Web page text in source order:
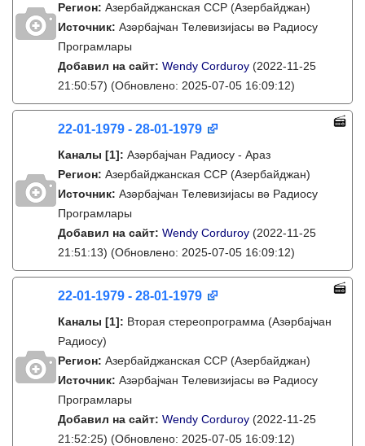
Регион: Азербайджанская ССР (Азербайджан)
Источник: Азәрбајҹан Телевизијасы вә Радиосу
Програмлары
Добавил на сайт: Wendy Corduroy (2022-11-25
21:50:57) (Обновлено: 2025-07-05 16:09:12)
22-01-1979 - 28-01-1979
Каналы [1]: Азәрбајҹан Радиосу - Араз
Регион: Азербайджанская ССР (Азербайджан)
Источник: Азәрбајҹан Телевизијасы вә Радиосу
Програмлары
Добавил на сайт: Wendy Corduroy (2022-11-25
21:51:13) (Обновлено: 2025-07-05 16:09:12)
22-01-1979 - 28-01-1979
Каналы [1]: Вторая стереопрограмма (Азәрбајҹан
Радиосу)
Регион: Азербайджанская ССР (Азербайджан)
Источник: Азәрбајҹан Телевизијасы вә Радиосу
Програмлары
Добавил на сайт: Wendy Corduroy (2022-11-25
21:52:25) (Обновлено: 2025-07-05 16:09:12)